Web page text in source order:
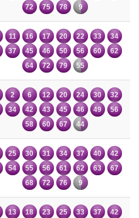
72
75 78 9
11 16 17 20 22 33
34
37 45 46 50 56 60
62
64
72 79 55
2 6 12 20 24 30
32
34 42 43 45 46 49
56
58
60 67 44
25 30 31 34 37 40
42
54 55 56 61 62 63
67
68
72 76 9
13 18 23 25 33 37
42